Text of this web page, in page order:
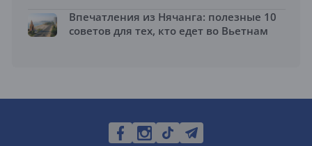
Впечатления из Нячанга: полезные 10
советов для тех, кто едет во Вьетнам